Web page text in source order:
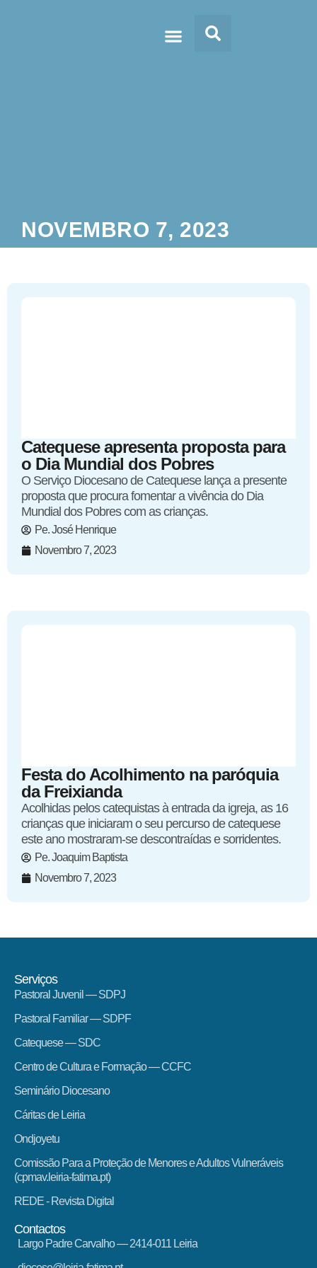
NOVEMBRO 7, 2023
Catequese apresenta proposta para
o Dia Mundial dos Pobres
O Serviço Diocesano de Catequese lança a presente
proposta que procura fomentar a vivência do Dia
Mundial dos Pobres com as crianças.
Pe. José Henrique
Novembro 7, 2023
Festa do Acolhimento na paróquia
da Freixianda
Acolhidas pelos catequistas à entrada da igreja, as 16
crianças que iniciaram o seu percurso de catequese
este ano mostraram-se descontraídas e sorridentes.
Pe. Joaquim Baptista
Novembro 7, 2023
Serviços
Pastoral Juvenil — SDPJ
Pastoral Familiar — SDPF
Catequese — SDC
Centro de Cultura e Formação — CCFC
Seminário Diocesano
Cáritas de Leiria
Ondjoyetu
Comissão Para a Proteção de Menores e Adultos Vulneráveis
(cpmav.leiria-fatima.pt)
REDE - Revista Digital
Contactos
Largo Padre Carvalho — 2414-011 Leiria